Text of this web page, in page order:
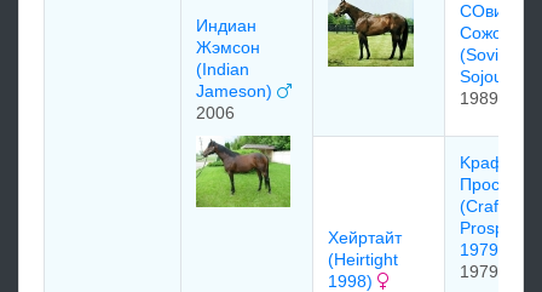
Индиан
Жэмсон
(Indian
Jameson)
2006
СОвиет
Сожорн
(Soviet
Sojourn)
1989
Хейpтaйт
(Heirtight
1998)
Kрaфти
(Crafty
Prospector
1979)
1979